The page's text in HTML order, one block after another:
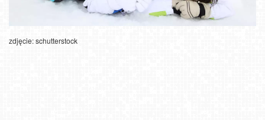
zdjęcie: schutterstock